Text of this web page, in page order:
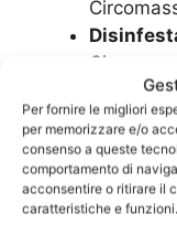
Per fornire le migliori
per memorizzare e/o
consenso a queste
comportamento di
acconsentire o ritirare il
caratteristiche e funzioni.
Metro